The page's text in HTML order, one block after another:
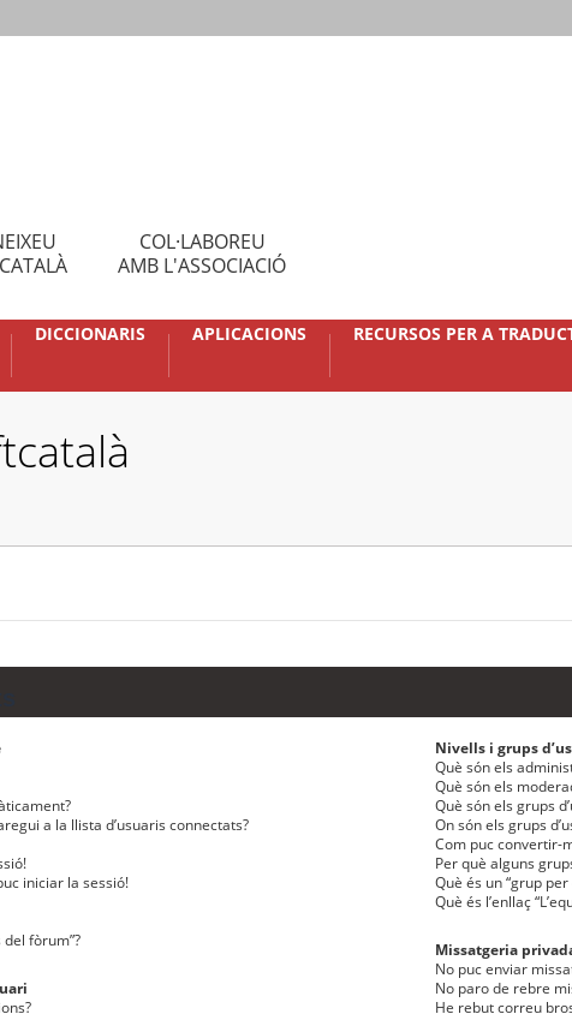
COL·LABOREU
AMB L'ASSOCIACIÓ
DICCIONARIS APLICACIONS RECURSOS PER A
a la llista d’usuaris connectats?
iniciar la sessió!
fòrum”?
Nivells i grups
Què són els
Què són els
Què són els grups
On són els grups
Com puc convertir-
Per què alguns
Què és un “grup per
Què és l’enllaç
Missatgeria
No puc enviar
No paro de rebre
He rebut correu